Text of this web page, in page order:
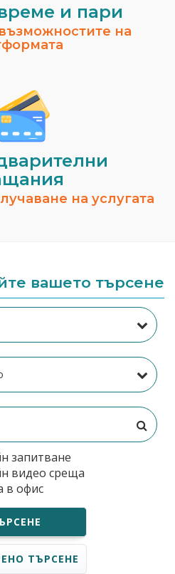
и пари
на
на услугата
вашето търсене
запитване
видео среща
в офис
ТЪРСЕНЕ